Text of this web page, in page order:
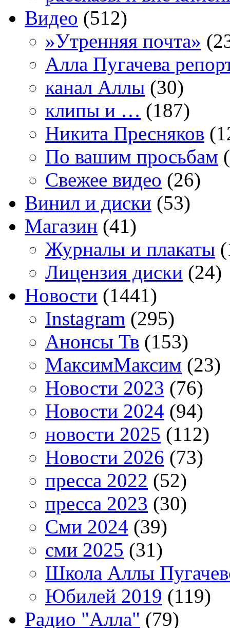
Видео (512)
»Утренняя почта»
Алла Пугачева
канал Аллы (30)
клипы и … (187)
Никита Пресняков
По вашим просьбам
Свежее видео (26)
Винил и диски (53)
Магазин (41)
Журналы и плакаты
Лицензия диски (24)
Новости (1441)
Instagram (295)
Анонсы Тв (153)
МаксимМаксим (23)
Новости 2023 (76)
Новости 2024 (94)
новости 2025 (112)
Новости 2026 (73)
пресса 2022 (52)
пресса 2023 (30)
Сми 2024 (39)
сми 2025 (31)
Школа Аллы
Юбилей 2019 (119)
Радио "Алла" (79)